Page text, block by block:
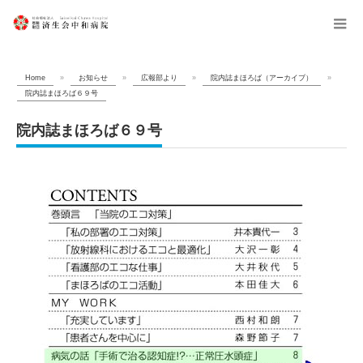
menu
Home » お知らせ » 広報部より » 院内誌まほろば（アーカイブ）
»
院内誌まほろば６９号
院内誌まほろば６９号